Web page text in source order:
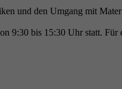
und den Umgang mit
9:30 bis 15:30 Uhr statt.